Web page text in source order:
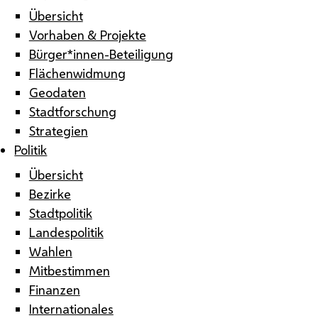
Übersicht
Vorhaben & Projekte
Bürger*innen-Beteiligung
Flächenwidmung
Geodaten
Stadtforschung
Strategien
Politik
Übersicht
Bezirke
Stadtpolitik
Landespolitik
Wahlen
Mitbestimmen
Finanzen
Internationales